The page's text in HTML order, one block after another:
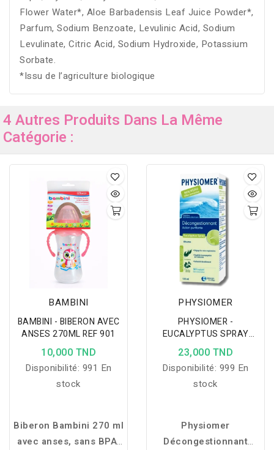
Flower Water*, Aloe Barbadensis Leaf Juice Powder*,
Parfum, Sodium Benzoate, Levulinic Acid, Sodium
Levulinate, Citric Acid, Sodium Hydroxide, Potassium
Sorbate.
*Issu de l’agriculture biologique
4 Autres Produits Dans La Même
Catégorie :
BAMBINI
BAMBINI - BIBERON AVEC
ANSES 270ML REF 901
10,000 TND
Disponibilité: 991 En
stock
Biberon Bambini 270 ml
avec anses, sans BPA,
PHYSIOMER
PHYSIOMER -
EUCALYPTUS SPRAY
135ML
23,000 TND
Disponibilité: 999 En
stock
Physiomer
Décongestionnant